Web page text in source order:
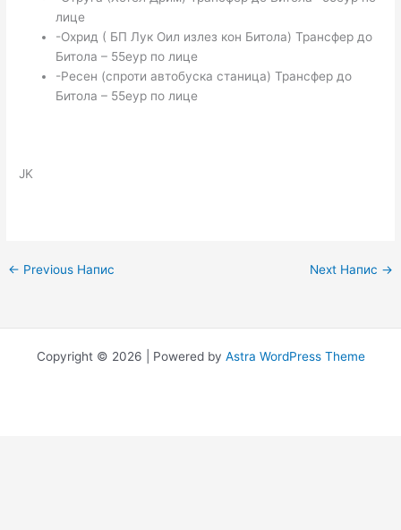
лице
-Охрид ( БП Лук Оил излез кон Битола) Трансфер до
Битола – 55еур по лице
-Ресен (спроти автобуска станица) Трансфер до
Битола – 55еур по лице
JK
← Previous Напис Next Напис →
Copyright © 2026 | Powered by Astra WordPress Theme